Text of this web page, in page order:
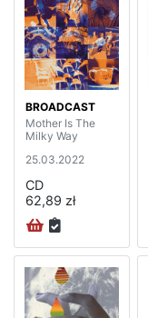
BROADCAST
Mother Is The
Milky Way
25.03.2022
CD
62,89 zł